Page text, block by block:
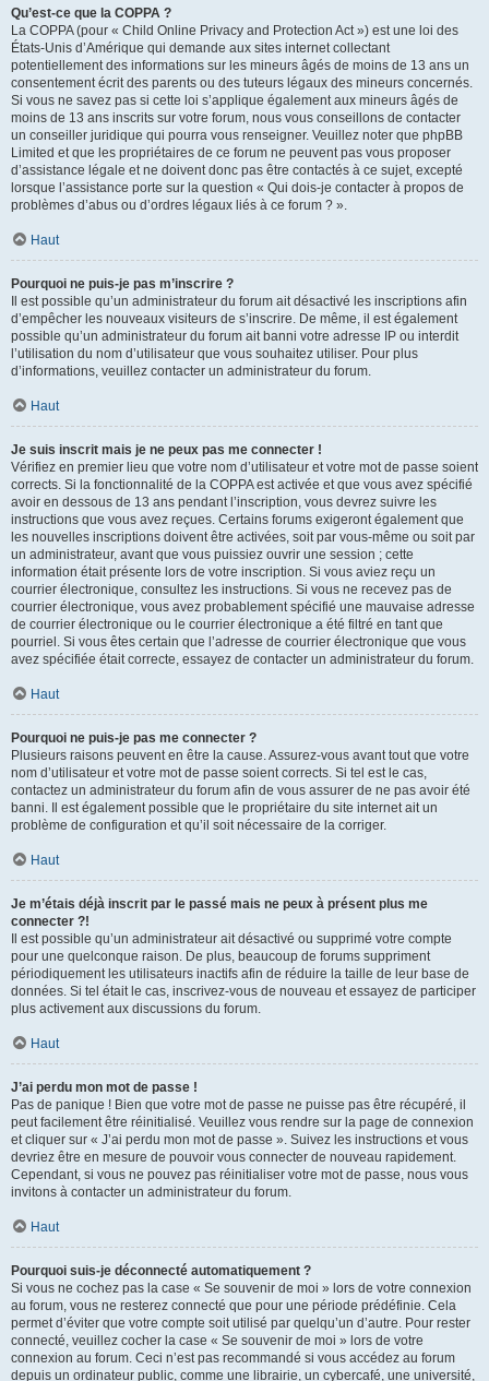
Qu’est-ce que la COPPA ?
La COPPA (pour « Child Online Privacy and Protection Act ») est une loi des
États-Unis d’Amérique qui demande aux sites internet collectant
potentiellement des informations sur les mineurs âgés de moins de 13 ans un
consentement écrit des parents ou des tuteurs légaux des mineurs concernés.
Si vous ne savez pas si cette loi s’applique également aux mineurs âgés de
moins de 13 ans inscrits sur votre forum, nous vous conseillons de contacter
un conseiller juridique qui pourra vous renseigner. Veuillez noter que phpBB
Limited et que les propriétaires de ce forum ne peuvent pas vous proposer
d’assistance légale et ne doivent donc pas être contactés à ce sujet, excepté
lorsque l’assistance porte sur la question « Qui dois-je contacter à propos de
problèmes d’abus ou d’ordres légaux liés à ce forum ? ».
Haut
Pourquoi ne puis-je pas m’inscrire ?
Il est possible qu’un administrateur du forum ait désactivé les inscriptions afin
d’empêcher les nouveaux visiteurs de s’inscrire. De même, il est également
possible qu’un administrateur du forum ait banni votre adresse IP ou interdit
l’utilisation du nom d’utilisateur que vous souhaitez utiliser. Pour plus
d’informations, veuillez contacter un administrateur du forum.
Haut
Je suis inscrit mais je ne peux pas me connecter !
Vérifiez en premier lieu que votre nom d’utilisateur et votre mot de passe soient
corrects. Si la fonctionnalité de la COPPA est activée et que vous avez spécifié
avoir en dessous de 13 ans pendant l’inscription, vous devrez suivre les
instructions que vous avez reçues. Certains forums exigeront également que
les nouvelles inscriptions doivent être activées, soit par vous-même ou soit par
un administrateur, avant que vous puissiez ouvrir une session ; cette
information était présente lors de votre inscription. Si vous aviez reçu un
courrier électronique, consultez les instructions. Si vous ne recevez pas de
courrier électronique, vous avez probablement spécifié une mauvaise adresse
de courrier électronique ou le courrier électronique a été filtré en tant que
pourriel. Si vous êtes certain que l’adresse de courrier électronique que vous
avez spécifiée était correcte, essayez de contacter un administrateur du forum.
Haut
Pourquoi ne puis-je pas me connecter ?
Plusieurs raisons peuvent en être la cause. Assurez-vous avant tout que votre
nom d’utilisateur et votre mot de passe soient corrects. Si tel est le cas,
contactez un administrateur du forum afin de vous assurer de ne pas avoir été
banni. Il est également possible que le propriétaire du site internet ait un
problème de configuration et qu’il soit nécessaire de la corriger.
Haut
Je m’étais déjà inscrit par le passé mais ne peux à présent plus me
connecter ?!
Il est possible qu’un administrateur ait désactivé ou supprimé votre compte
pour une quelconque raison. De plus, beaucoup de forums suppriment
périodiquement les utilisateurs inactifs afin de réduire la taille de leur base de
données. Si tel était le cas, inscrivez-vous de nouveau et essayez de participer
plus activement aux discussions du forum.
Haut
J’ai perdu mon mot de passe !
Pas de panique ! Bien que votre mot de passe ne puisse pas être récupéré, il
peut facilement être réinitialisé. Veuillez vous rendre sur la page de connexion
et cliquer sur « J’ai perdu mon mot de passe ». Suivez les instructions et vous
devriez être en mesure de pouvoir vous connecter de nouveau rapidement.
Cependant, si vous ne pouvez pas réinitialiser votre mot de passe, nous vous
invitons à contacter un administrateur du forum.
Haut
Pourquoi suis-je déconnecté automatiquement ?
Si vous ne cochez pas la case « Se souvenir de moi » lors de votre connexion
au forum, vous ne resterez connecté que pour une période prédéfinie. Cela
permet d’éviter que votre compte soit utilisé par quelqu’un d’autre. Pour rester
connecté, veuillez cocher la case « Se souvenir de moi » lors de votre
connexion au forum. Ceci n’est pas recommandé si vous accédez au forum
depuis un ordinateur public, comme une librairie, un cybercafé, une université,